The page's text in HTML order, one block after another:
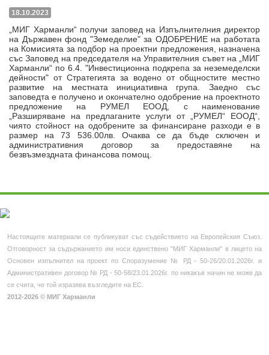
Стратегия
Мерки
Дейности
Профил на купувача
Новини
Фотогалерия
Контакти
Полезни връзки
Европа инвестира
Лидер територии
18.10.2023
„МИГ Харманли“ получи заповед на Изпълнителния директор
на Държавен фонд "Земеделие" за ОДОБРЕНИЕ на работата
на Комисията за подбор на проектни предложения, назначена
със Заповед на председателя на Управителния съвет на „МИГ
Харманли“ по 6.4. "Инвестиционна подкрепа за неземеделски
дейности" от Стратегията за водено от общностите местно
развитие на местната инициативна група. Заедно със
заповедта е получено и окончателно одобрение на проектното
предложение на РУМЕЛ ЕООД, с наименование
„Разширяване на предлаганите услуги от „РУМЕЛ“ ЕООД“,
чиято стойност на одобрените за финансиране разходи е в
размер на 73 536.00лв. Очаква се да бъде сключен и
административния договор за предоставяне на
безвъзмездната финансова помощ.
Настоящите материали се публикуват със съдействието на Европейския Съюз.
Отговорност за съдържанието им носи единствено "МИГ Харманли" в лицето на
Основен изпълнител на проект по Споразумение № РД - 50-26/20.01.2026г. и
Административен договор № РД - 50-58/23.01.2026г. по никакъв начин не може да
се счита, че той изразява възгледите на ЕС.
2012-2026 © МИГ Харманли